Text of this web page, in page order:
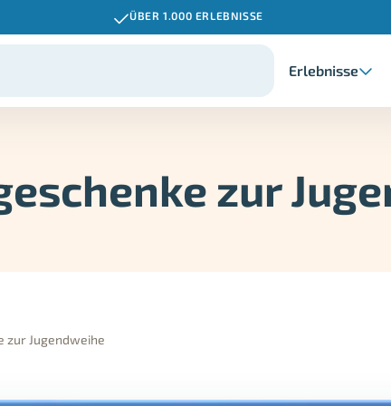
ÜBER 1.000 ERLEBNISSE
Erlebnisse
zur
zur Jugendweihe